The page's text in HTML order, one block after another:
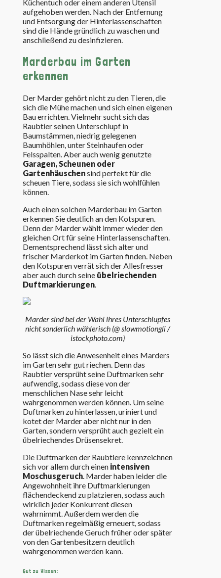
Küchentuch oder einem anderen Utensil
aufgehoben werden. Nach der Entfernung
und Entsorgung der Hinterlassenschaften
sind die Hände gründlich zu waschen und
anschließend zu desinfizieren.
Marderbau im Garten
erkennen
Der Marder gehört nicht zu den Tieren, die
sich die Mühe machen und sich einen eigenen
Bau errichten. Vielmehr sucht sich das
Raubtier seinen Unterschlupf in
Baumstämmen, niedrig gelegenen
Baumhöhlen, unter Steinhaufen oder
Felsspalten. Aber auch wenig genutzte
Garagen, Scheunen oder
Gartenhäuschensind perfekt für die
scheuen Tiere, sodass sie sich wohlfühlen
können.
Auch einen solchen Marderbau im Garten
erkennen Sie deutlich an den Kotspuren.
Denn der Marder wählt immer wieder den
gleichen Ort für seine Hinterlassenschaften.
Dementsprechend lässt sich alter und
frischer Marderkot im Garten finden. Neben
den Kotspuren verrät sich der Allesfresser
aber auch durch seine übelriechenden
Duftmarkierungen.
Marder sind bei der Wahl ihres Unterschlupfes
nicht sonderlich wählerisch (@ slowmotiongli /
istockphoto.com)
So lässt sich die Anwesenheit eines Marders
im Garten sehr gut riechen. Denn das
Raubtier versprüht seine Duftmarken sehr
aufwendig, sodass diese von der
menschlichen Nase sehr leicht
wahrgenommen werden können. Um seine
Duftmarken zu hinterlassen, uriniert und
kotet der Marder aber nicht nur in den
Garten, sondern versprüht auch gezielt ein
übelriechendes Drüsensekret.
Die Duftmarken der Raubtiere kennzeichnen
sich vor allem durch einen intensiven
Moschusgeruch. Marder haben leider die
Angewohnheit ihre Duftmarkierungen
flächendeckend zu platzieren, sodass auch
wirklich jeder Konkurrent diesen
wahrnimmt. Außerdem werden die
Duftmarken regelmäßig erneuert, sodass
der übelriechende Geruch früher oder später
von den Gartenbesitzern deutlich
wahrgenommen werden kann.
Gut zu Wissen: